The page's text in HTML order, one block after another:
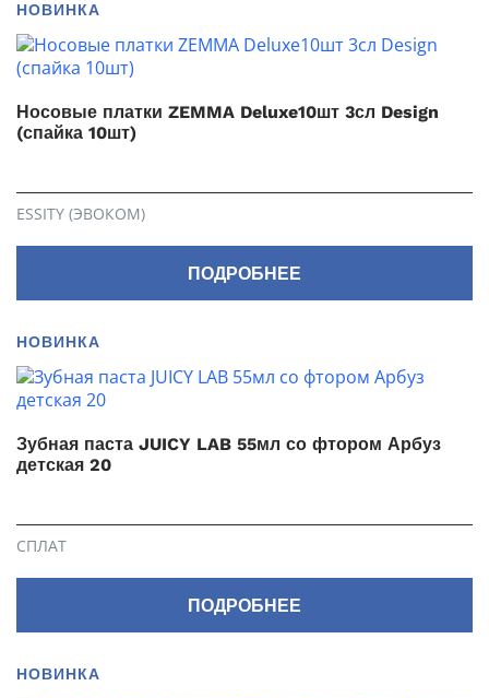
НОВИНКА
Носовые платки ZEMMA Deluxe10шт 3сл Design
(спайка 10шт)
ESSITY (ЭВОКОМ)
ПОДРОБНЕЕ
НОВИНКА
Зубная паста JUICY LAB 55мл со фтором Арбуз
детская 20
СПЛАТ
ПОДРОБНЕЕ
НОВИНКА